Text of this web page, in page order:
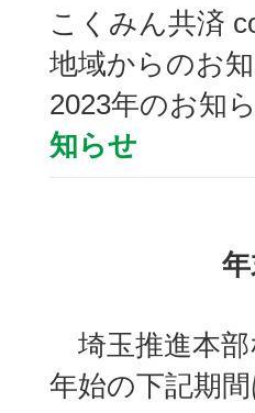
こくみん共済
地域からのお知
2023年のお知
知らせ
埼玉推進本部
年始の下記期